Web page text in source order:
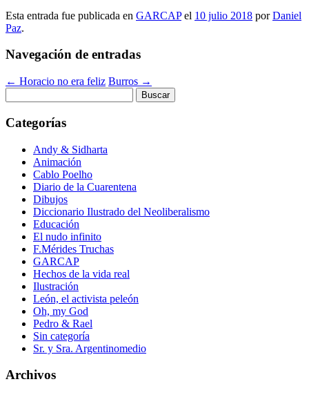
Esta entrada fue publicada en GARCAPel 10 julio 2018 porDaniel
Paz.
Navegación de entradas
← Horacio no era feliz Burros →
Categorías
Andy & Sidharta
Animación
Cablo Poelho
Diario de la Cuarentena
Dibujos
Diccionario Ilustrado del Neoliberalismo
Educación
El nudo infinito
F.Mérides Truchas
GARCAP
Hechos de la vida real
Ilustración
León, el activista peleón
Oh, my God
Pedro & Rael
Sin categoría
Sr. y Sra. Argentinomedio
Archivos